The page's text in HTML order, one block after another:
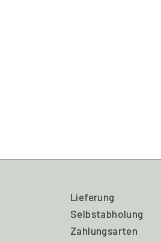
Lieferung
Selbstabholung
Zahlungsarten